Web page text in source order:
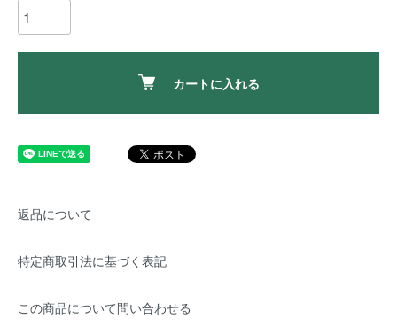
カートに入れる
返品について
特定商取引法に基づく表記
この商品について問い合わせる